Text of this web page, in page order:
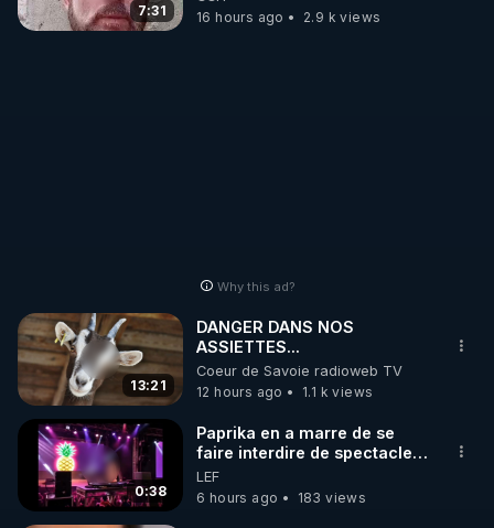
7:31
16 hours ago
2.9 k views
Why this ad?
13:21
DANGER DANS NOS
ASSIETTES...
Coeur de Savoie radioweb TV
12 hours ago
1.1 k views
0:38
Paprika en a marre de se
faire interdire de spectacle.
Elle décide donc de devenir
DJ !
LEF
6 hours ago
183 views